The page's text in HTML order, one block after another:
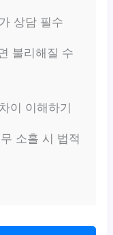
상담 필수
불리해질 수
이 이해하기
소홀 시 법적